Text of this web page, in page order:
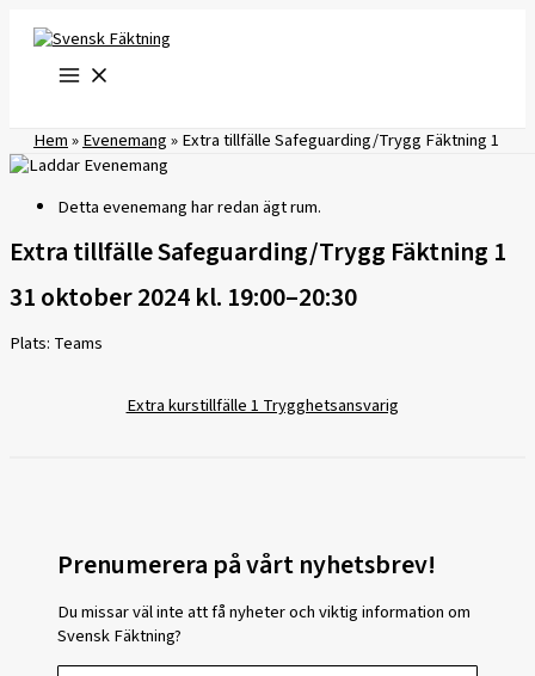
innehåll
Hem»Evenemang»Extra tillfälle Safeguarding/Trygg Fäktning 1
Detta evenemang har redan ägt rum.
Extra tillfälle Safeguarding/Trygg Fäktning 1
31 oktober 2024 kl. 19:00–20:30
Plats: Teams
Extra kurstillfälle 1 Trygghetsansvarig
Prenumerera på vårt nyhetsbrev!
Du missar väl inte att få nyheter och viktig information om
Svensk Fäktning?